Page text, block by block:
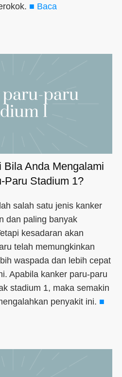
■ Baca
Bila Anda Mengalami
Paru Stadium 1?
salah satu jenis kanker
dan paling banyak
kesadaran akan
telah memungkinkan
waspada dan lebih cepat
Apabila kanker paru-paru
stadium 1, maka semakin
penyakit ini. ■